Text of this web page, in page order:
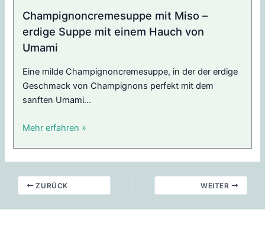
Champignoncremesuppe mit Miso –
erdige Suppe mit einem Hauch von
Umami
Eine milde Champignoncremesuppe, in der der erdige
Geschmack von Champignons perfekt mit dem
sanften Umami...
Mehr erfahren »
ZURÜCK WEITER